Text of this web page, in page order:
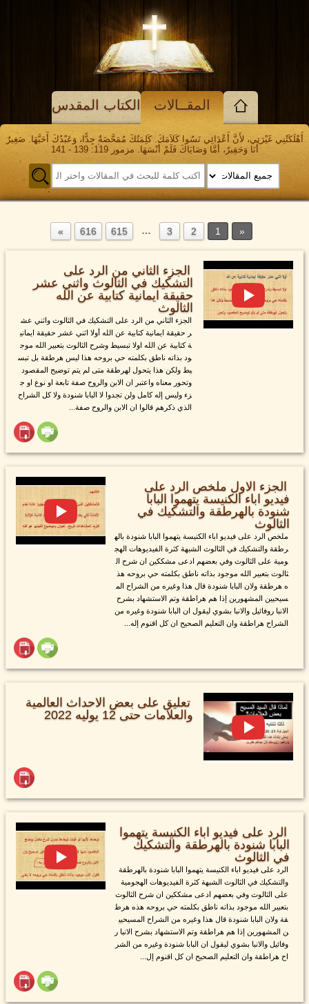
المقــالات الكتاب المقدس
أَهْلَكَتْنِي غَيْرَتِي، لأَنَّ أَعْدَائِي نَسُوا كَلاَمَكَ. كَلِمَتُكَ مُمَحَّصَةٌ جِدًّا، وَعَبْدُكَ أَحَبَّهَا. صَغِيرٌ
أَنَا وَحَقِيرٌ، أَمَّا وَصَايَاكَ فَلَمْ أَنْسَهَا. مزمور 119: 139 - 141
1
2
3
…
615
616
الجزء الثاني من الرد على
التشكيك في الثالوث واثني عشر
حقيقة ايمانية كتابية عن الله
الثالوث
الجزء الثاني من الرد على التشكيك في الثالوث واثني عش
ر حقيقة ايمانية كتابية عن الله أولا اثني عشر حقيقة ايماني
ة كتابية عن الله اولا تبسيط وشرح الثالوث بتعبير الله موج
ود بذاته ناطق بكلمته حي بروحه هذا ليس هرطقة بل تبس
يط ولكن هذا يتحول لهرطقة متى لم يتم توضيح المقصود
وتحور معناه واعتبر ان الابن والروح صفة تابعة او نوع او ج
زء وليس إله كامل ولن تجدوا لا البابا شنودة ولا كل الشراح
الذي ذكرهم قالوا ان الابن والروح صفة...
الجزء الاول ملخص الرد على
فيديو اباء الكنيسة يتهموا البابا
شنودة بالهرطقة والتشكيك في
الثالوث
ملخص الرد على فيديو اباء الكنيسة يتهموا البابا شنودة باله
رطقة والتشكيك في الثالوث الشبهة كثرة الفيديوهات الهج
ومية على الثالوث وفي بعضهم ادعى مشككين ان شرح ال
ثالوث بتعبير الله موجود بذاته ناطق بكلمته حي بروحه هذ
ه هرطقة ولان البابا شنودة قال هذا وغيره من الشراح الم
سيحيين المشهورين إذا هم هراطقة وتم الاستشهاد بشرح
الانبا روفائيل والانبا بشوي ليقول ان البابا شنودة وغيره من
الشراح هراطقة وان التعليم الصحيح ان كل اقنوم إله...
تعليق على بعض الاحداث العالمية
والعلامات حتى 12 يوليه 2022
الرد على فيديو اباء الكنيسة يتهموا
البابا شنودة بالهرطقة والتشكيك
في الثالوث
الرد على فيديو اباء الكنيسة يتهموا البابا شنودة بالهرطقة
والتشكيك في الثالوث الشبهة كثرة الفيديوهات الهجومية
على الثالوث وفي بعضهم ادعى مشككين ان شرح الثالوث
بتعبير الله موجود بذاته ناطق بكلمته حي بروحه هذه هرط
قة ولان البابا شنودة قال هذا وغيره من الشراح المسيحيي
ن المشهورين إذا هم هراطقة وتم الاستشهاد بشرح الانبا ر
وفائيل والانبا بشوي ليقول ان البابا شنودة وغيره من الشر
اح هراطقة وان التعليم الصحيح ان كل اقنوم إل...